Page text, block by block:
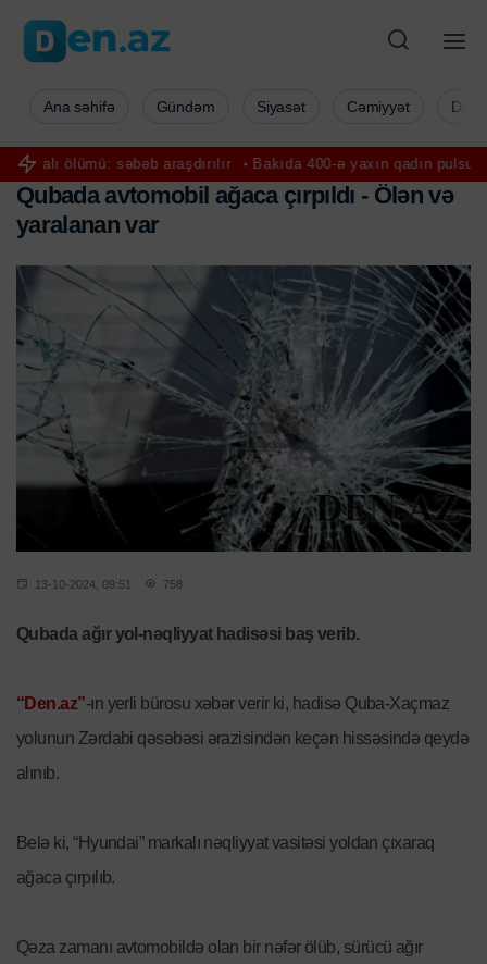
səbəb araşdırılır Bakıda 400-ə yaxın qadın pulsuz onkoloji
Ana səhifə Gündəm Siyasət Cəmiyyət
Qubada avtomobil ağaca çırpıldı - Ölən və
yaralanan var
13-10-2024, 09:51 758
Qubada ağır yol-nəqliyyat hadisəsi baş verib.
“Den.az”-ın yerli bürosu xəbər verir ki, hadisə Quba-Xaçmaz
yolunun Zərdabi qəsəbəsi ərazisindən keçən hissəsində qeydə
alınıb.
Belə ki, “Hyundai” markalı nəqliyyat vasitəsi yoldan çıxaraq
ağaca çırpılıb.
Qəza zamanı avtomobildə olan bir nəfər ölüb, sürücü ağır